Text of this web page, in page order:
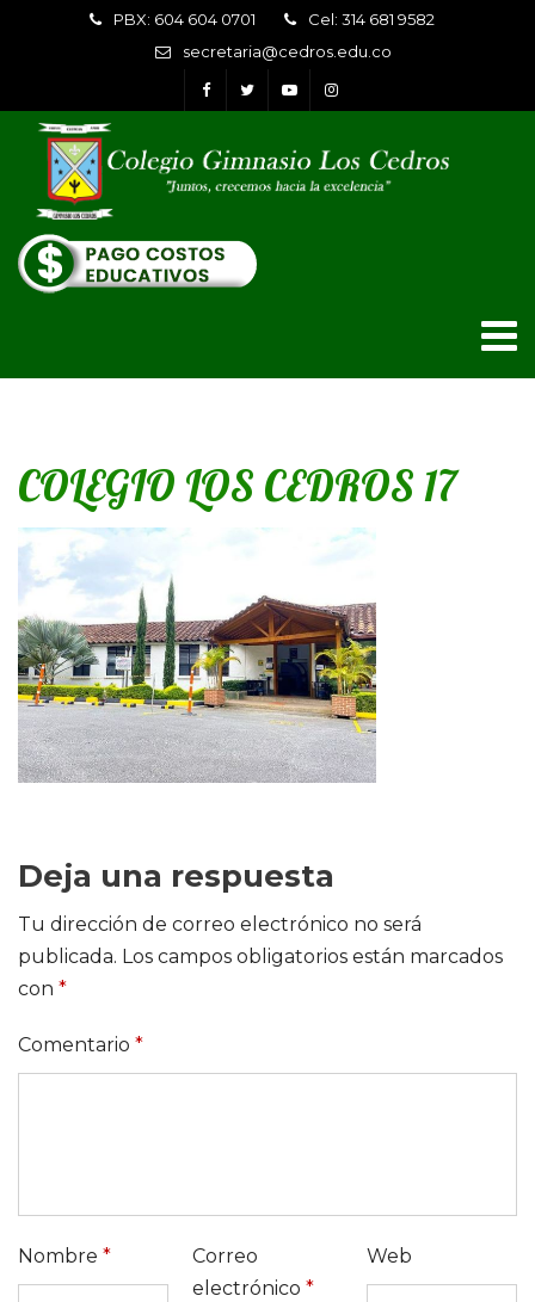
PBX: 604 604 0701
Cel: 314 681 9582
secretaria@cedros.edu.co
COLEGIO LOS CEDROS 17
Deja una respuesta
Tu dirección de correo electrónico no será
publicada. Los campos obligatorios están marcados
con *
Comentario *
Nombre *
Correo
electrónico *
Web